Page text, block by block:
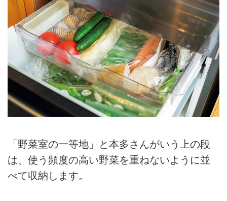
「野菜室の一等地」と本多さんがいう上の段
は、使う頻度の高い野菜を重ねないように並
べて収納します。